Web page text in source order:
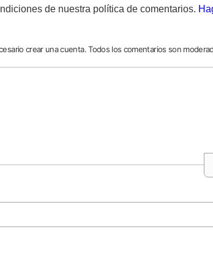
de nuestra política de comentarios.
crear una cuenta. Todos los comentarios son